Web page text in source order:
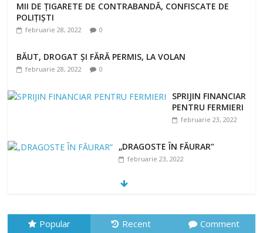
MII DE ȚIGARETE DE CONTRABANDĂ, CONFISCATE DE
POLIȚIȘTI
februarie 28, 2022 0
BĂUT, DROGAT ȘI FĂRĂ PERMIS, LA VOLAN
februarie 28, 2022 0
SPRIJIN FINANCIAR
PENTRU FERMIERI
februarie 23, 2022
„DRAGOSTE ÎN FĂURAR”
februarie 23, 2022
NOUL COD RUTIER A INTRAT ÎN VIGOARE!
Popular Recent Comment